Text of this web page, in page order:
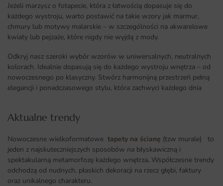
Jeżeli marzysz o fotapecie, która z łatwością dopasuje się do
każdego wystroju, warto postawić na takie wzory jak marmur,
chmury lub motywy malarskie – w szczególności na akwarelowe
kwiaty lub pejzaże, które nigdy nie wyjdą z mody.
Odkryj nasz szeroki wybór wzorów w uniwersalnych, neutralnych
kolorach. Idealnie dopasują się do każdego wystroju wnętrza – od
nowoczesnego po klasyczny. Stwórz harmonijną przestrzeń pełną
elegancji i ponadczasowego stylu, która zachwyci każdego dnia
Aktualne trendy​
Nowoczesne wielkoformatowe tapety na ścianę (tzw murale) to
jeden z najskuteczniejszych sposobów na błyskawiczną i
spektakularną metamorfozę każdego wnętrza. Współczesne trendy
odchodzą od nudnych, płaskich dekoracji na rzecz głębi, faktury
oraz unikalnego charakteru.